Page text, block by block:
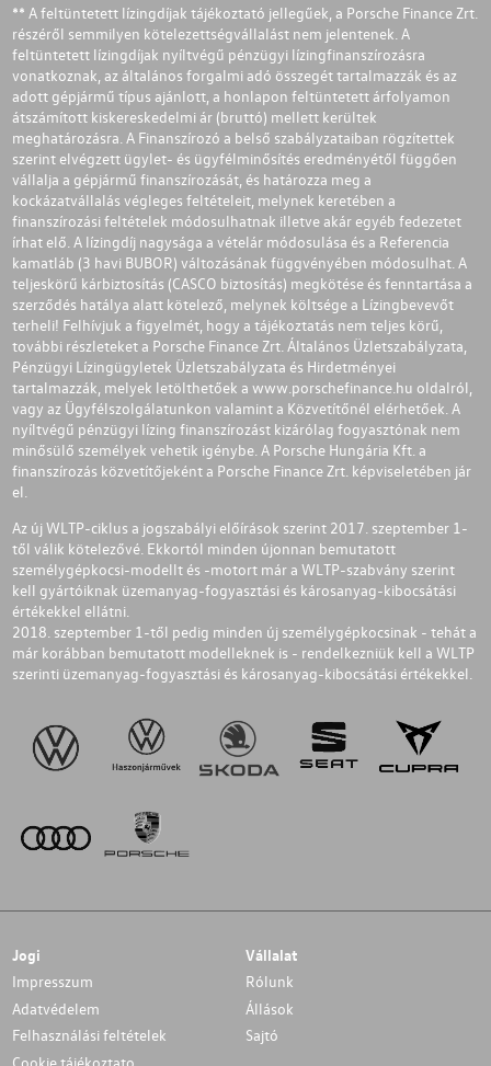
** A feltüntetett lízingdíjak tájékoztató jellegűek, a Porsche Finance Zrt.
részéről semmilyen kötelezettségvállalást nem jelentenek. A
feltüntetett lízingdíjak nyíltvégű pénzügyi lízingfinanszírozásra
vonatkoznak, az általános forgalmi adó összegét tartalmazzák és az
adott gépjármű típus ajánlott, a honlapon feltüntetett árfolyamon
átszámított kiskereskedelmi ár (bruttó) mellett kerültek
meghatározásra. A Finanszírozó a belső szabályzataiban rögzítettek
szerint elvégzett ügylet- és ügyfélminősítés eredményétől függően
vállalja a gépjármű finanszírozását, és határozza meg a
kockázatvállalás végleges feltételeit, melynek keretében a
finanszírozási feltételek módosulhatnak illetve akár egyéb fedezetet
írhat elő. A lízingdíj nagysága a vételár módosulása és a Referencia
kamatláb (3 havi BUBOR) változásának függvényében módosulhat. A
teljeskörű kárbiztosítás (CASCO biztosítás) megkötése és fenntartása a
szerződés hatálya alatt kötelező, melynek költsége a Lízingbevevőt
terheli! Felhívjuk a figyelmét, hogy a tájékoztatás nem teljes körű,
további részleteket a Porsche Finance Zrt. Általános Üzletszabályzata,
Pénzügyi Lízingügyletek Üzletszabályzata és Hirdetményei
tartalmazzák, melyek letölthetőek a www.porschefinance.hu oldalról,
vagy az Ügyfélszolgálatunkon valamint a Közvetítőnél elérhetőek. A
nyíltvégű pénzügyi lízing finanszírozást kizárólag fogyasztónak nem
minősülő személyek vehetik igénybe. A Porsche Hungária Kft. a
finanszírozás közvetítőjeként a Porsche Finance Zrt. képviseletében jár
el.
Az új WLTP-ciklus a jogszabályi előírások szerint 2017. szeptember 1-
től válik kötelezővé. Ekkortól minden újonnan bemutatott
személygépkocsi-modellt és -motort már a WLTP-szabvány szerint
kell gyártóiknak üzemanyag-fogyasztási és károsanyag-kibocsátási
értékekkel ellátni.
2018. szeptember 1-től pedig minden új személygépkocsinak - tehát a
már korábban bemutatott modelleknek is - rendelkezniük kell a WLTP
szerinti üzemanyag-fogyasztási és károsanyag-kibocsátási értékekkel.
Jogi
Impresszum
Adatvédelem
Felhasználási feltételek
Vállalat
Rólunk
Állások
Sajtó